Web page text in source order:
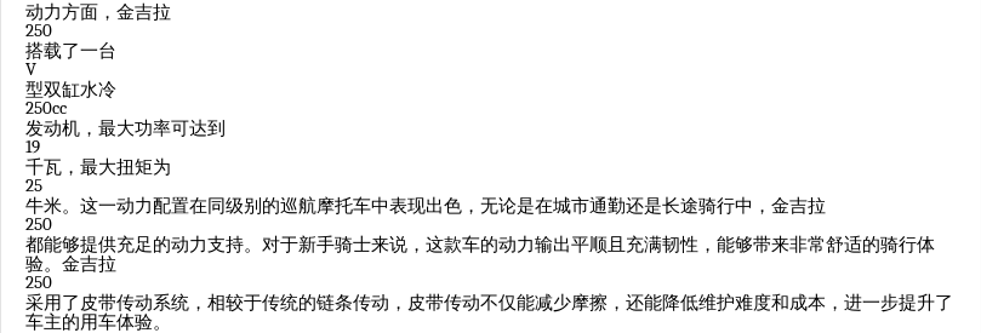
动力方面，金吉拉
250
搭载了一台
V
型双缸水冷
250cc
发动机，最大功率可达到
19
千瓦，最大扭矩为
25
牛米。这一动力配置在同级别的巡航摩托车中表现出色，无论是在城市通勤还是长途骑行中，金吉拉
250
都能够提供充足的动力支持。对于新手骑士来说，这款车的动力输出平顺且充满韧性，能够带来非常舒适的骑行体
验。金吉拉
250
采用了皮带传动系统，相较于传统的链条传动，皮带传动不仅能减少摩擦，还能降低维护难度和成本，进一步提升了
车主的用车体验。